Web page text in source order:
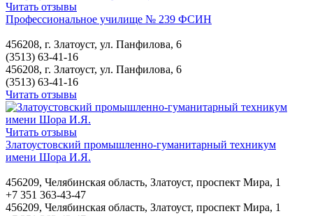
Читать отзывы
Профессиональное училище № 239 ФСИН
456208, г. Златоуст, ул. Панфилова, 6
(3513) 63-41-16
456208, г. Златоуст, ул. Панфилова, 6
(3513) 63-41-16
Читать отзывы
Читать отзывы
Златоустовский промышленно-гуманитарный техникум
имени Шора И.Я.
456209, Челябинская область, Златоуст, проспект Мира, 1
+7 351 363-43-47
456209, Челябинская область, Златоуст, проспект Мира, 1